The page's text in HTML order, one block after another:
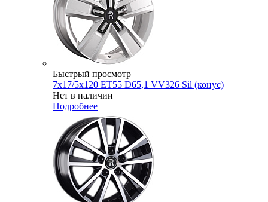
Быстрый просмотр
7x17/5x120 ET55 D65,1 VV326 Sil (конус)
Нет в наличии
Подробнее